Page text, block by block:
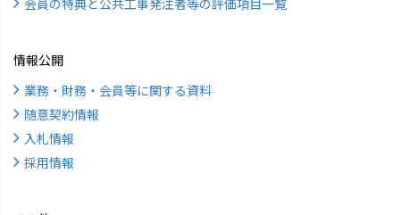
会員の特典と公共工事発注者等の評価項目一覧
情報公開
業務・財務・会員等に関する資料
随意契約情報
入札情報
採用情報